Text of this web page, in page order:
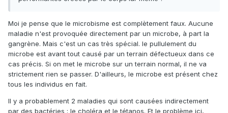
Moi je pense que le microbisme est complètement faux. Aucune
maladie n'est provoquée directement par un microbe, à part la
gangrène. Mais c'est un cas très spécial. le pullulement du
microbe est avant tout causé par un terrain défectueux dans ce
cas précis. Si on met le microbe sur un terrain normal, il ne va
strictement rien se passer. D'ailleurs, le microbe est présent chez
tous les individus en fait.
Il y a probablement 2 maladies qui sont causées indirectement
par des bactéries : le choléra et le tétanos. Et le problème ici,